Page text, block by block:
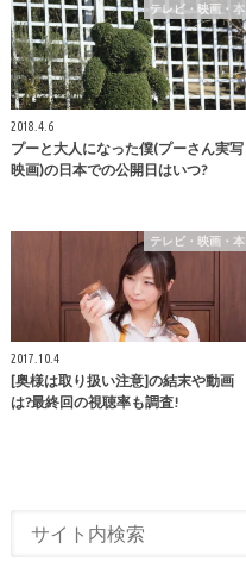
テレビ・映画・本
2018.4.6
プーと大人になった僕(プーさん実写
映画)の日本での公開日はいつ?
テレビ・映画・本
2017.10.4
[奥様は取り扱い注意]の結末や動画
は?最終回の視聴率も調査!